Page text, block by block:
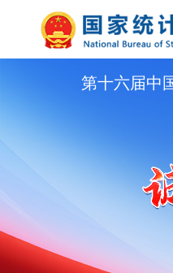
第十六届中